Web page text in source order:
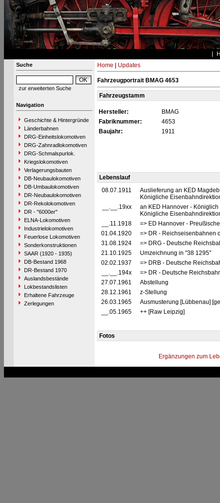
Suche
zur erweiterten Suche
Navigation
Geschichte & Hintergründe
Länderbahnen
DRG-Einheitslokomotiven
DRG-Zahnradlokomotiven
DRG-Schmalspurlok.
Kriegslokomotiven
Verlagerungsbauten
DB-Neubaulokomotiven
DB-Umbaulokomotiven
DR-Neubaulokomotiven
DR-Rekolokomotiven
DR - "6000er"
ELNA-Lokomotiven
Industrielokomotiven
Feuerlose Lokomotiven
Sonderkonstruktionen
SAAR (1920 - 1935)
DB-Bestand 1968
DR-Bestand 1970
Auslandsbestände
Lokbestandslisten
Erhaltene Fahrzeuge
Zerlegungen
Home Updates
Fahrzeugportrait BMAG 4653
Fahrzeugstamm
Hersteller:
BMAG
Fabriknummer:
4653
Baujahr:
1911
Lebenslauf
08.07.1911
Auslieferung an KED
Königliche
__.__.19xx
an KED Hannover -
Königliche
__.11.1918
=> ED Hannover -
01.04.1920
=> DR - Reichseisenbahnen
31.08.1924
=> DRG - Deutsche
21.10.1925
Umzeichnung in "38 1295"
02.02.1937
=> DRB - Deutsche
__.__.194x
=> DR - Deutsche
27.07.1961
Abstellung
28.12.1961
z-Stellung
26.03.1965
Ausmusterung [Lübbenau]
__.05.1965
++ [Raw Leipzig]
Fotos
Ergänzungen zum